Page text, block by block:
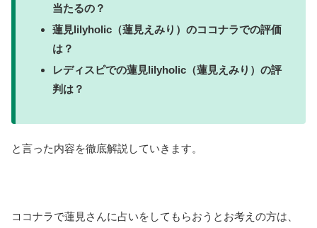
当たるの？
蓮見lilyholic（蓮見えみり）のココナラでの評価
は？
レディスピでの蓮見lilyholic（蓮見えみり）の評
判は？
と言った内容を徹底解説していきます。
ココナラで蓮見さんに占いをしてもらおうとお考えの方は、